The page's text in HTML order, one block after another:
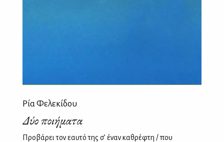
Ρία Φελεκίδου
Δύο ποιήματα
Προβάρει τον εαυτό της σ’ έναν καθρέφτη / που